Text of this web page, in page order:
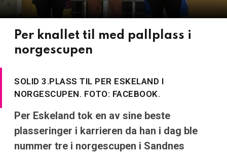
Per knallet til med pallplass i
norgescupen
SOLID 3.PLASS TIL PER ESKELAND I
NORGESCUPEN. FOTO: FACEBOOK.
Per Eskeland tok en av sine beste
plasseringer i karrieren da han i dag ble
nummer tre i norgescupen i Sandnes